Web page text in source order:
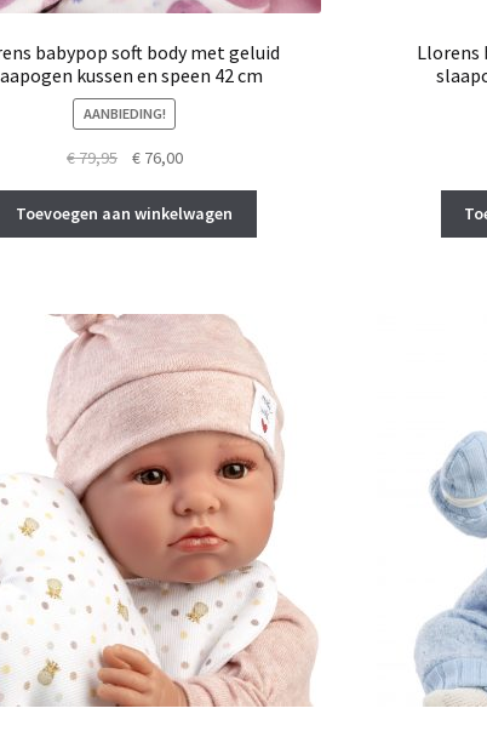
babypop soft body met geluid
kussen en speen 42 cm
AANBIEDING!
€79,95
Oorspronkelijke
was:
€ 79,95.
€76,00Huidige
is:
€ 76,00.
Toevoegen aan winkelwagen
Llorens